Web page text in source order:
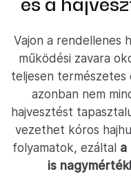
Vajon a rendellenes
működési zavara
teljesen természetes
azonban nem
hajvesztést
vezethet kóros
folyamatok, ezáltal a
is